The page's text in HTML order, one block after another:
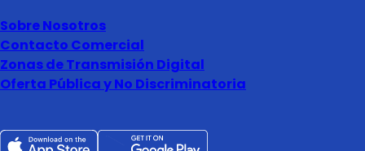
Sobre Nosotros
Contacto Comercial
Zonas de Transmisión Digital
Oferta Pública y No Discriminatoria